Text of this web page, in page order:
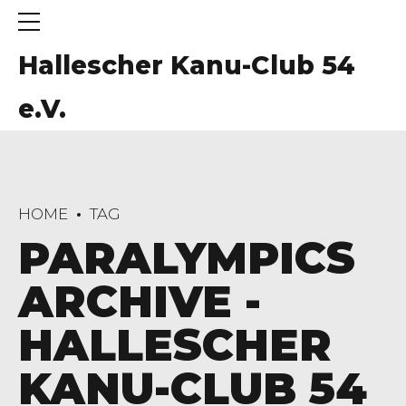
Hallescher Kanu-Club 54
e.V.
HOME TAG
PARALYMPICS
ARCHIVE -
HALLESCHER
KANU-CLUB 54